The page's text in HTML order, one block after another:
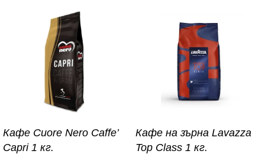
Кафе Cuore Nero Caffe’
Capri 1 кг.
Кафе на зърна Lavazza
Top Class 1 кг.